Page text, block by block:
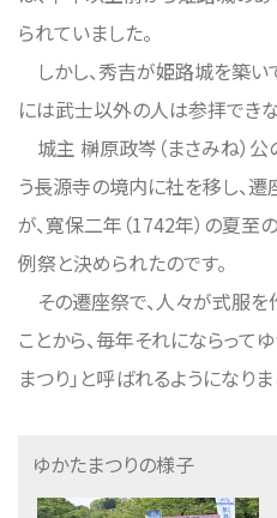
られていました。
しかし、秀吉が姫路城を築い
には武士以外の人は参拝できな
城主 榊原政岑（まさみね）
う長源寺の境内に社を移し、
が、寛保二年（1742年）の夏至
例祭と決められたのです。
その遷座祭で、人々が式服を
ことから、毎年それにならって
まつり」と呼ばれるようになりま
ゆかたまつりの様子